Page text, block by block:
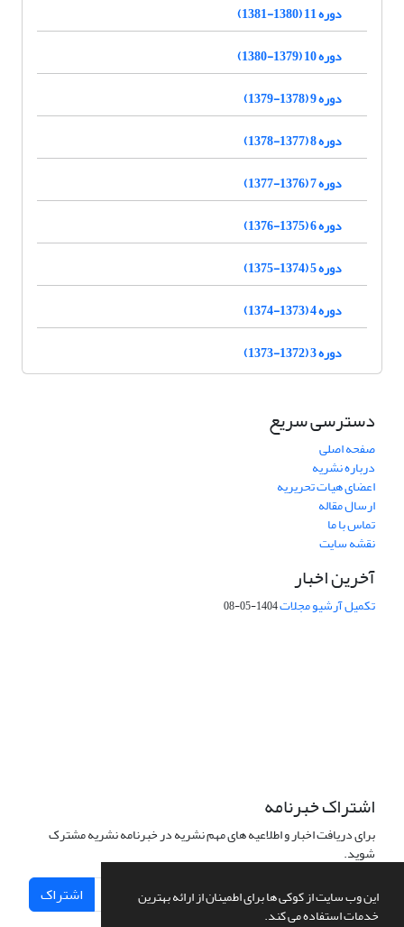
این وب سایت از کوکی ها برای اطمینان از ارائه بهترین
خدمات استفاده می کند.
دوره 11 (1380-1381)
دوره 10 (1379-1380)
دوره 9 (1378-1379)
دوره 8 (1377-1378)
دوره 7 (1376-1377)
دوره 6 (1375-1376)
دوره 5 (1374-1375)
دوره 4 (1373-1374)
دوره 3 (1372-1373)
دسترسی سریع
صفحه اصلی
درباره نشریه
اعضای هیات تحریریه
ارسال مقاله
تماس با ما
نقشه سایت
آخرین اخبار
تکمیل آرشیو مجلات1404-05-08
اشتراک خبرنامه
برای دریافت اخبار و اطلاعیه های مهم نشریه در خبرنامه نشریه مشترک
شوید.
اشتراک